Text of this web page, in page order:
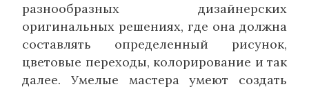
разнообразных дизайнерских
оригинальных решениях, где она должна
составлять определенный рисунок,
цветовые переходы, колорирование и так
далее. Умелые мастера умеют создать